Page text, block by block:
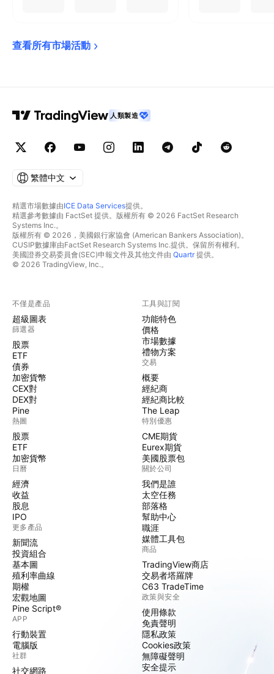
查看所有市場活動
人類製造
繁體中文
精選市場數據由ICE Data Services提供。
精選參考數據由 FactSet 提供。版權所有 © 2026 FactSet Research
Systems Inc.。
版權所有 © 2026，美國銀行家協會 (American Bankers Association)。
CUSIP數據庫由FactSet Research Systems Inc.提供。保留所有權利。
美國證券交易委員會(SEC)申報文件及其他文件由 Quartr提供。
© 2026 TradingView, Inc.。
不僅是產品
超級圖表
篩選器
股票
ETF
債券
加密貨幣
CEX對
DEX對
Pine
熱圖
股票
ETF
加密貨幣
日曆
經濟
收益
股息
IPO
更多產品
新聞流
投資組合
基本圖
殖利率曲線
期權
宏觀地圖
Pine Script®
APP
行動裝置
電腦版
社群
社交網路
工具與訂閱
功能特色
價格
市場數據
禮物方案
交易
概要
經紀商
經紀商比較
The Leap
特別優惠
CME期貨
Eurex期貨
美國股票包
關於公司
我們是誰
太空任務
部落格
幫助中心
職涯
媒體工具包
商品
TradingView商店
交易者塔羅牌
C63 TradeTime
政策與安全
使用條款
免責聲明
隱私政策
Cookies政策
無障礙聲明
安全提示